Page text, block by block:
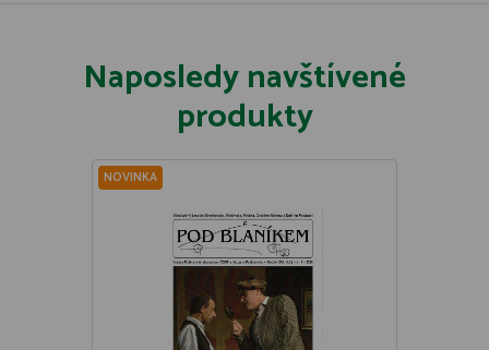
Naposledy navštívené
produkty
NOVINKA